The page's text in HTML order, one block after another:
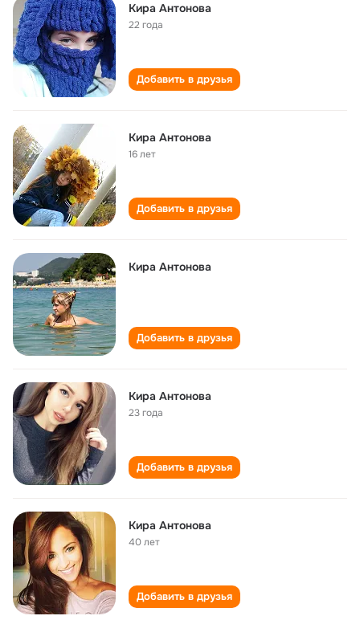
Кира Антонова
22 года
Добавить в друзья
Кира Антонова
16 лет
Добавить в друзья
Кира Антонова
Добавить в друзья
Кира Антонова
23 года
Добавить в друзья
Кира Антонова
40 лет
Добавить в друзья